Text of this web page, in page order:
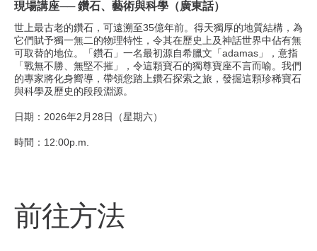
現場講座── 鑽石、藝術與科學（廣東話）
世上最古老的鑽石，可遠溯至35億年前。得天獨厚的地質結構，為
它們賦予獨一無二的物理特性，令其在歷史上及神話世界中佔有無
可取替的地位。「鑽石」一名最初源自希臘文「adamas」，意指
「戰無不勝、無堅不摧」，令這顆寶石的獨尊寶座不言而喻。我們
的專家將化身嚮導，帶領您踏上鑽石探索之旅，發掘這顆珍稀寶石
與科學及歷史的段段淵源。
日期：2026年2月28日（星期六）
時間：12:00p.m.
前往方法